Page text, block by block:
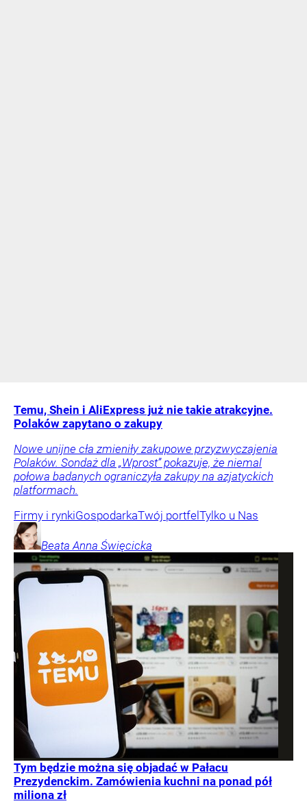
Temu, Shein i AliExpress już nie takie atrakcyjne.
Polaków zapytano o zakupy
Nowe unijne cła zmieniły zakupowe przyzwyczajenia
Polaków. Sondaż dla „Wprost” pokazuje, że niemal
połowa badanych ograniczyła zakupy na azjatyckich
platformach.
Firmy i rynkiGospodarkaTwój portfel Tylko u Nas
Beata Anna Święcicka
Tym będzie można się objadać w Pałacu
Prezydenckim. Zamówienia kuchni na ponad pół
miliona zł